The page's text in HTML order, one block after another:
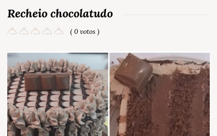
Recheio chocolatudo
( 0 votos )